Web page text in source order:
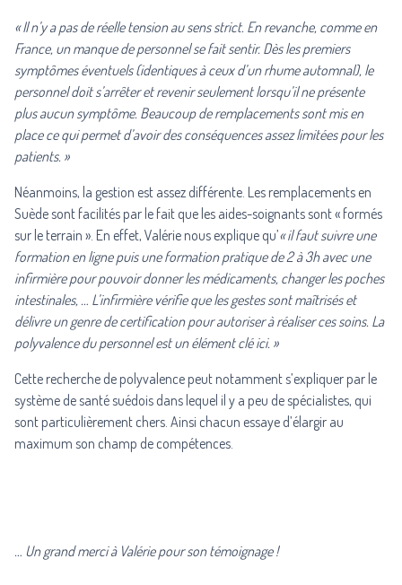
« Il n’y a pas de réelle tension au sens strict. En revanche, comme en
France, un manque de personnel se fait sentir. Dès les premiers
symptômes éventuels (identiques à ceux d’un rhume automnal), le
personnel doit s’arrêter et revenir seulement lorsqu’il ne présente
plus aucun symptôme. Beaucoup de remplacements sont mis en
place ce qui permet d’avoir des conséquences assez limitées pour les
patients. »
Néanmoins, la gestion est assez différente. Les remplacements en
Suède sont facilités par le fait que les aides-soignants sont « formés
sur le terrain ». En effet, Valérie nous explique qu’« il faut suivre une
formation en ligne puis une formation pratique de 2 à 3h avec une
infirmière pour pouvoir donner les médicaments, changer les poches
intestinales, … L’infirmière vérifie que les gestes sont maîtrisés et
délivre un genre de certification pour autoriser à réaliser ces soins. La
polyvalence du personnel est un élément clé ici. »
Cette recherche de polyvalence peut notamment s’expliquer par le
système de santé suédois dans lequel il y a peu de spécialistes, qui
sont particulièrement chers. Ainsi chacun essaye d’élargir au
maximum son champ de compétences.
… Un grand merci à Valérie pour son témoignage !